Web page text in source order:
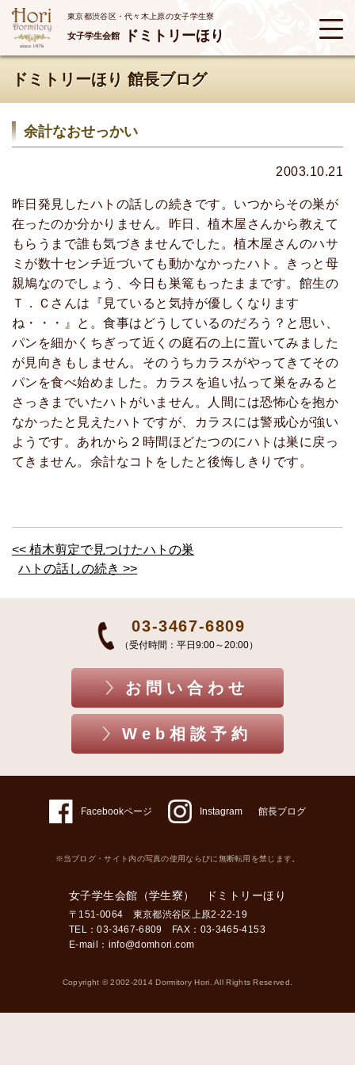
東京都渋谷区・代々木上原の女子学生寮
女子学生会館 ドミトリーほり
ドミトリーほり 館長ブログ
余計なおせっかい
2003.10.21
昨日発見したハトの話しの続きです。いつからその巣が
在ったのか分かりません。昨日、植木屋さんから教えて
もらうまで誰も気づきませんでした。植木屋さんのハサ
ミが数十センチ近づいても動かなかったハト。きっと母
親鳩なのでしょう、今日も巣篭もったままです。館生の
Ｔ．Ｃさんは『見ていると気持が優しくなります
ね・・・』と。食事はどうしているのだろう？と思い、
パンを細かくちぎって近くの庭石の上に置いてみました
が見向きもしません。そのうちカラスがやってきてその
パンを食べ始めました。カラスを追い払って巣をみると
さっきまでいたハトがいません。人間には恐怖心を抱か
なかったと見えたハトですが、カラスには警戒心が強い
ようです。あれから２時間ほどたつのにハトは巣に戻っ
てきません。余計なコトをしたと後悔しきりです。
<< 植木剪定で見つけたハトの巣
ハトの話しの続き >>
03-3467-6809
（受付時間：平日9:00～20:00）
お問い合わせ
Web相談予約
Facebookページ Instagram 館長ブログ
※当ブログ・サイト内の写真の使用ならびに無断転用を禁じます。
女子学生会館（学生寮） ドミトリーほり
〒151-0064 東京都渋谷区上原2-22-19
TEL：03-3467-6809 FAX：03-3465-4153
E-mail： info@domhori.com
Copyright © 2002-2014 Dormitory Hori. All Rights Reserved.